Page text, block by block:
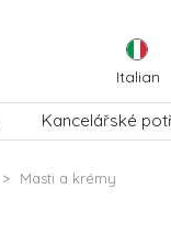
Italian
Kancelářské
Masti a krémy